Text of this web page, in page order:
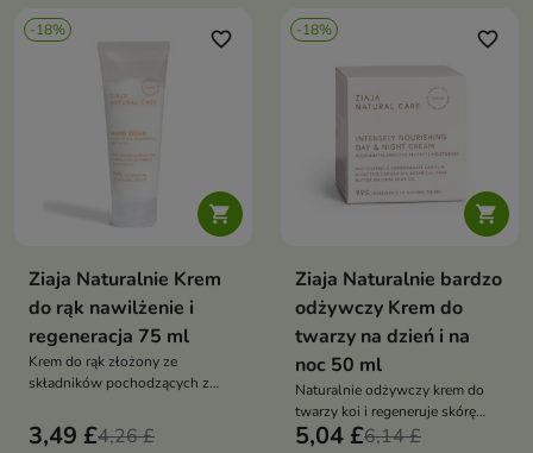
-18%

favorite_border
Ziaja Naturalnie Krem
do rąk nawilżenie i
regeneracja 75 ml
Krem do rąk złożony ze
składników pochodzących z
3,49 £4,26 £
-18%

favorite_border
Ziaja Naturalnie bardzo
odżywczy Krem do
twarzy na dzień i na
noc 50 ml
Naturalnie odżywczy krem do
twarzy koi i regeneruje skórę
suchą i wrażliwą zapewniając jej
5,04 £6,14 £